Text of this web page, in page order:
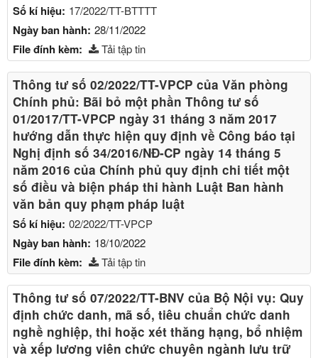
Số kí hiệu: 17/2022/TT-BTTTT
Ngày ban hành: 28/11/2022
File đính kèm: Tải tập tin
Thông tư số 02/2022/TT-VPCP của Văn phòng
Chính phủ: Bãi bỏ một phần Thông tư số
01/2017/TT-VPCP ngày 31 tháng 3 năm 2017
hướng dẫn thực hiện quy định về Công báo tại
Nghị định số 34/2016/NĐ-CP ngày 14 tháng 5
năm 2016 của Chính phủ quy định chi tiết một
số điều và biện pháp thi hành Luật Ban hành
văn bản quy phạm pháp luật
Số kí hiệu: 02/2022/TT-VPCP
Ngày ban hành: 18/10/2022
File đính kèm: Tải tập tin
Thông tư số 07/2022/TT-BNV của Bộ Nội vụ: Quy
định chức danh, mã số, tiêu chuẩn chức danh
nghề nghiệp, thi hoặc xét thăng hạng, bổ nhiệm
và xếp lương viên chức chuyên ngành lưu trữ